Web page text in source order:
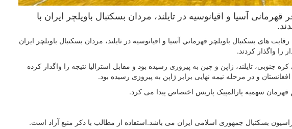
آسیا و اقیانوسیه در تایلند، مردان بسکتبال باویلچر ایران با
های بسکتبال باویلچر قهرماني آسیا و اقیانوسیه در تایلند،‌ مردان بسکتبال باویلچر ایران
جنوبی، تایلند، ژاپن و چین به پیروزی رسیده بود و مقابل استرالیا نتیجه را واگذار کرده
و در مرحله نیمه نهایی برابر ژاپن به پیروزی رسیده بود.
قهرمان سهمیه پارالمپیک پاریس اختصاص پیدا می کرد.
بسکتبال جمهوری اسلامی ایران می باشد.استفاده از مطالب با ذكر منبع آزاد است.